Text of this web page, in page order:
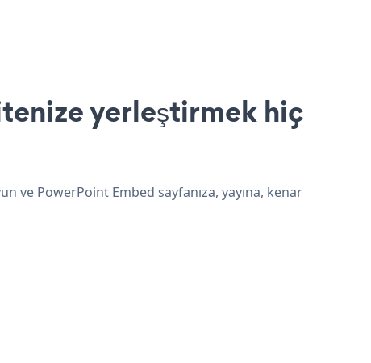
yerleştirmek hiç
ve PowerPoint Embed sayfanıza, yayına, kenar